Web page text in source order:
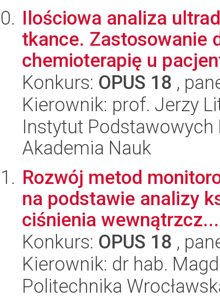
Ilościowa analiza
tkance. Zastosowanie
chemioterapię u
Konkurs: OPUS 18 ,
Kierownik: prof. Jerzy
Instytut
Akademia Nauk
Rozwój metod
na podstawie analizy
ciśnienia wewnątrzcz...
Konkurs: OPUS 18 ,
Kierownik: dr hab.
Politechnika